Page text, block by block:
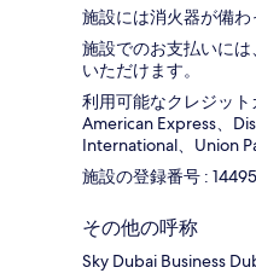
施設には消火器が備わ
施設でのお支払いに
いただけます。
利用可能なクレジット
American Express、
International、Union
施設の登録番号 :
その他の呼称
Sky Dubai Business